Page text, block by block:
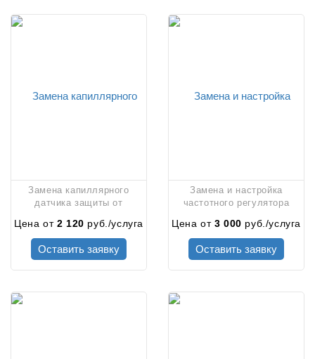
Замена капиллярного
датчика защиты от
Цена от 2 120 руб./услуга
Оставить заявку
Замена и настройка
частотного регулятора
Цена от 3 000 руб./услуга
Оставить заявку